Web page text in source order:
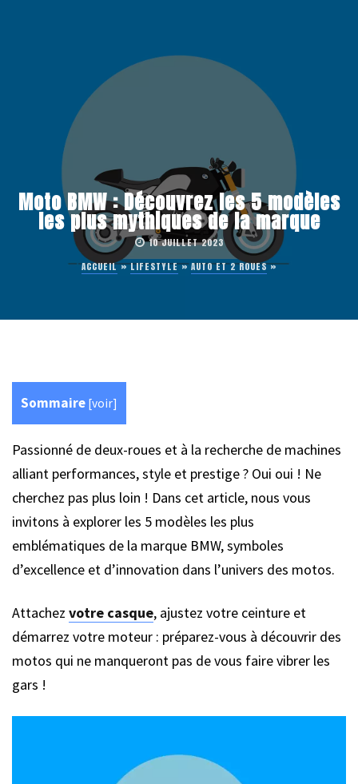
Moto BMW : Découvrez les 5 modèles
les plus mythiques de la marque
10 JUILLET 2023
ACCUEIL»LIFESTYLE»AUTO ET 2 ROUES»
Sommaire [voir]
Passionné de deux-roues et à la recherche de machines
alliant performances, style et prestige ? Oui oui ! Ne
cherchez pas plus loin ! Dans cet article, nous vous
invitons à explorer les 5 modèles les plus
emblématiques de la marque BMW, symboles
d’excellence et d’innovation dans l’univers des motos.
Attachez votre casque, ajustez votre ceinture et
démarrez votre moteur : préparez-vous à découvrir des
motos qui ne manqueront pas de vous faire vibrer les
gars !